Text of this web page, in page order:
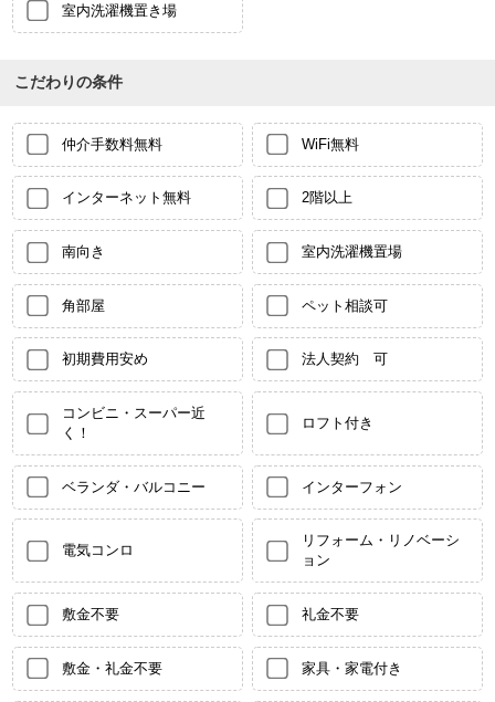
室内洗濯機置き場
こだわりの条件
仲介手数料無料 WiFi無料
インターネット無料 2階以上
南向き 室内洗濯機置場
角部屋 ペット相談可
初期費用安め 法人契約 可
コンビニ・スーパー近
く！
ロフト付き
ベランダ・バルコニー インターフォン
電気コンロ
リフォーム・リノベーシ
ョン
敷金不要 礼金不要
敷金・礼金不要 家具・家電付き